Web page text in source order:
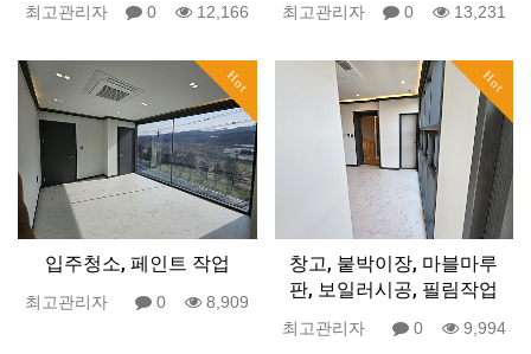
최고관리자 0 12,166 최고관리자 0 13,231
Hot
입주청소, 페인트 작업
최고관리자 0 8,909
Hot
창고, 붙박이장, 마블마루
판, 보일러시공, 필림작업
최고관리자 0 9,994